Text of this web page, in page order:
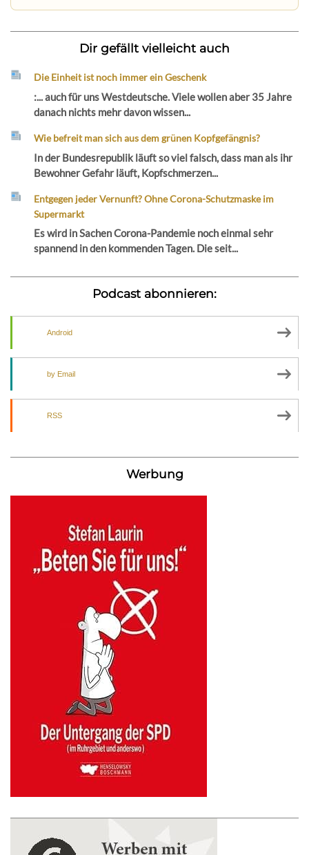
Dir gefällt vielleicht auch
Die Einheit ist noch immer ein Geschenk
:... auch für uns Westdeutsche. Viele wollen aber 35 Jahre
danach nichts mehr davon wissen...
Wie befreit man sich aus dem grünen Kopfgefängnis?
In der Bundesrepublik läuft so viel falsch, dass man als ihr
Bewohner Gefahr läuft, Kopfschmerzen...
Entgegen jeder Vernunft? Ohne Corona-Schutzmaske im
Supermarkt
Es wird in Sachen Corona-Pandemie noch einmal sehr
spannend in den kommenden Tagen. Die seit...
Podcast abonnieren:
Android
by Email
RSS
Werbung